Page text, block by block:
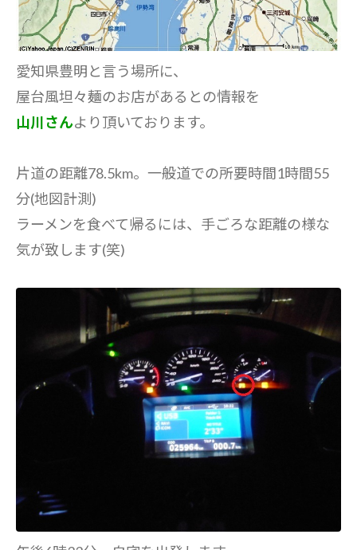
愛知県豊明と言う場所に、
屋台風坦々麺のお店があるとの情報を
山川さんより頂いております。
片道の距離78.5km。一般道での所要時間1時間55
分(地図計測)
ラーメンを食べて帰るには、手ごろな距離の様な
気が致します(笑)